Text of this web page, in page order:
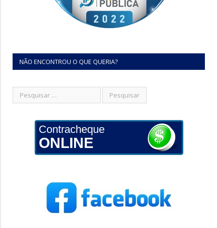
NÃO ENCONTROU O QUE QUERIA?
Contracheque
ONLINE